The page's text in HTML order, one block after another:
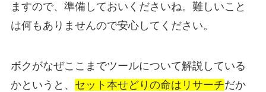
ますので、準備しておいくださいね。難しいこと
は何もありませんので安心してください。
ボクがなぜここまでツールについて解説している
かというと、 セット本せどりの命はリサーチだか